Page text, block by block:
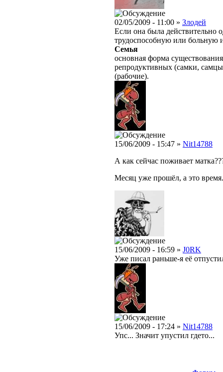
02/05/2009 - 11:00 » Злодей
Если она была действительно
трудоспособную или больную
Семья
основная форма
репродуктивных (самки,
(рабочие).
15/06/2009 - 15:47 » Nit14788
А как сейчас поживает
Месяц уже прошёл, а это
15/06/2009 - 16:59 » J0RK
Уже писал раньше-я её
15/06/2009 - 17:24 » Nit14788
Упс... Значит упустил гдето...